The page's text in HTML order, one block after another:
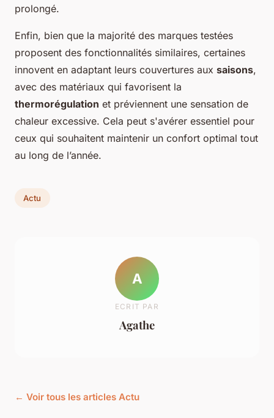
prolongé.
Enfin, bien que la majorité des marques testées
proposent des fonctionnalités similaires, certaines
innovent en adaptant leurs couvertures aux saisons,
avec des matériaux qui favorisent la
thermorégulation et préviennent une sensation de
chaleur excessive. Cela peut s'avérer essentiel pour
ceux qui souhaitent maintenir un confort optimal tout
au long de l’année.
Actu
A
ECRIT PAR
Agathe
← Voir tous les articles Actu